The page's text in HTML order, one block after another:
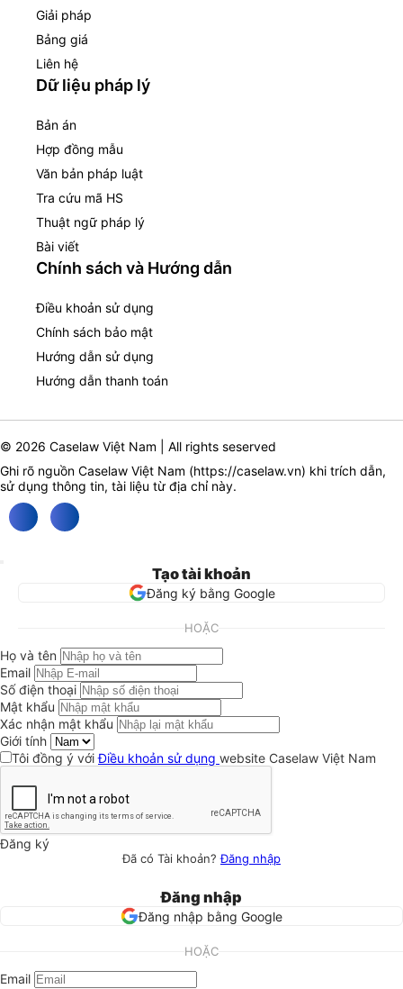
Giải pháp
Bảng giá
Liên hệ
Dữ liệu pháp lý
Bản án
Hợp đồng mẫu
Văn bản pháp luật
Tra cứu mã HS
Thuật ngữ pháp lý
Bài viết
Chính sách và Hướng dẫn
Điều khoản sử dụng
Chính sách bảo mật
Hướng dẫn sử dụng
Hướng dẫn thanh toán
© 2026 Caselaw Việt Nam | All rights seserved
Ghi rõ nguồn Caselaw Việt Nam (https://caselaw.vn) khi trích dẫn,
sử dụng thông tin, tài liệu từ địa chỉ này.
Tạo tài khoản
Đăng ký bằng Google
HOẶC
Họ và tên
Email
Số điện thoại
Mật khẩu
Xác nhận mật khẩu
Giới tính
Tôi đồng ý vớiĐiều khoản sử dụng website Caselaw Việt Nam
Đăng ký
Đã có Tài khoản?Đăng nhập
Đăng nhập
Đăng nhập bằng Google
HOẶC
Email